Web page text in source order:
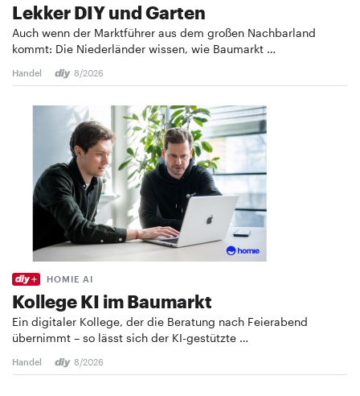
Lekker DIY und Garten
Auch wenn der Marktführer aus dem großen Nachbarland
kommt: Die Niederländer wissen, wie Baumarkt …
Handel 8/2026
HOMIE AI
Kollege KI im Baumarkt
Ein digitaler Kollege, der die Beratung nach Feierabend
übernimmt – so lässt sich der KI-gestützte …
Handel 8/2026